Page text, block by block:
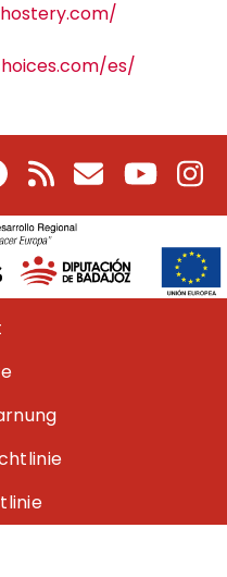
es/
Facebook
RSS E-Mail Youtube